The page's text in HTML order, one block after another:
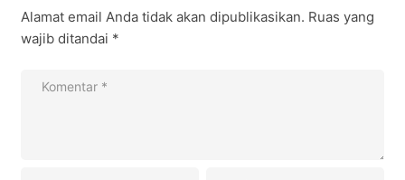
Alamat email Anda tidak akan dipublikasikan. Ruas yang
wajib ditandai *